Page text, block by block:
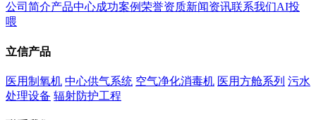
公司简介产品中心成功案例荣誉资质新闻资讯联系我们AI投
喂
立信产品
医用制氧机 中心供气系统 空气净化消毒机 医用方舱系列 污水
处理设备 辐射防护工程